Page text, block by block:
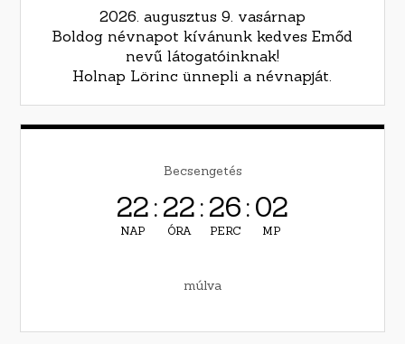
2026. augusztus 9. vasárnap
Boldog névnapot kívánunk kedves Emőd
nevű látogatóinknak!
Holnap Lörinc ünnepli a névnapját.
Becsengetés
22
NAP
:22
ÓRA
:26
PERC
:01
MP
múlva